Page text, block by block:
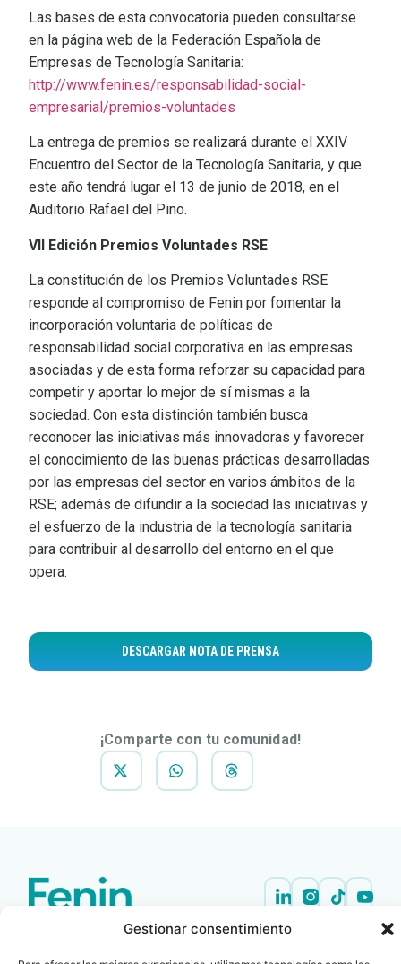
Gestionar consentimiento
Las bases de esta convocatoria pueden consultarse
en la página web de la Federación Española de
Empresas de Tecnología Sanitaria:
http://www.fenin.es/responsabilidad-social-
empresarial/premios-voluntades
La entrega de premios se realizará durante el XXIV
Encuentro del Sector de la Tecnología Sanitaria, y que
este año tendrá lugar el 13 de junio de 2018, en el
Auditorio Rafael del Pino.
VII Edición Premios Voluntades RSE
La constitución de los Premios Voluntades RSE
responde al compromiso de Fenin por fomentar la
incorporación voluntaria de políticas de
responsabilidad social corporativa en las empresas
asociadas y de esta forma reforzar su capacidad para
competir y aportar lo mejor de sí mismas a la
sociedad. Con esta distinción también busca
reconocer las iniciativas más innovadoras y favorecer
el conocimiento de las buenas prácticas desarrolladas
por las empresas del sector en varios ámbitos de la
RSE; además de difundir a la sociedad las iniciativas y
el esfuerzo de la industria de la tecnología sanitaria
para contribuir al desarrollo del entorno en el que
opera.
DESCARGAR NOTA DE PRENSA
¡Comparte con tu comunidad!
Oficina Barcelona